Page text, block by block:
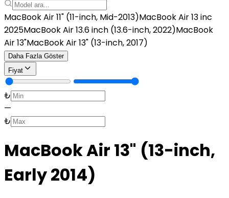
MacBook Air 11" (11-inch, Mid-2013)MacBook Air 13 inc
2025MacBook Air 13.6 inch (13.6-inch, 2022)MacBook
Air 13"MacBook Air 13" (13-inch, 2017)
Daha Fazla Göster
Fiyat
₺
—
₺
MacBook Air 13" (13-inch,
Early 2014)